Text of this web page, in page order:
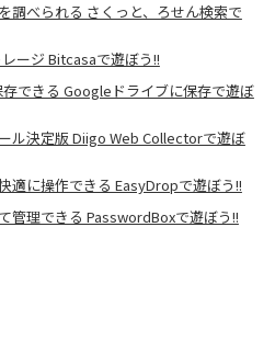
調べられる さくっと、ろせん検索で
ージ Bitcasaで遊ぼう!!
できる Googleドライブに保存で遊ぼ
ル決定版 Diigo Web Collectorで遊ぼ
適に操作できる EasyDropで遊ぼう!!
管理できる PasswordBoxで遊ぼう!!